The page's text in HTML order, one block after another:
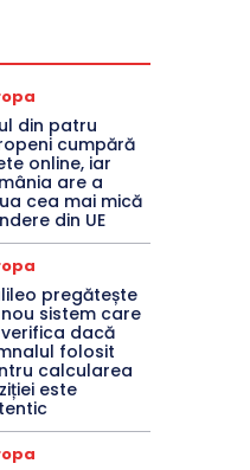
din patru
cumpără
online, iar
are a
cea mai mică
din UE
pregătește
sistem care
dacă
folosit
calcularea
este